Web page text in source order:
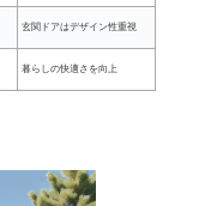
玄関ドアはデザイン性重視
暮らしの快適さを向上